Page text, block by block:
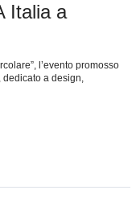
Italia a
l’evento promosso
dedicato a design,